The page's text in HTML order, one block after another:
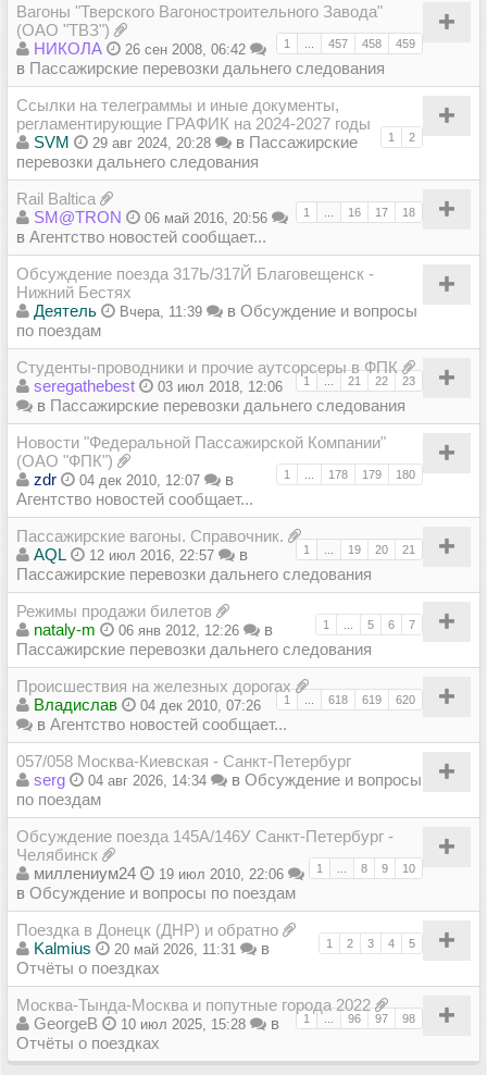
Вагоны "Тверского Вагоностроительного Завода"
(ОАО "ТВЗ")
1 457 458 459
НИКОЛА 26 сен 2008, 06:42
в Пассажирские перевозки дальнего следования
Ссылки на телеграммы и иные документы,
регламентирующие ГРАФИК на 2024-2027 годы
1 2
SVM 29 авг 2024, 20:28 в Пассажирские
перевозки дальнего следования
Rail Baltica
1 16 17 18
SM@TRON 06 май 2016, 20:56
в Агентство новостей сообщает...
Обсуждение поезда 317Ь/317Й Благовещенск -
Нижний Бестях
Деятель
Вчера, 11:39 в Обсуждение и вопросы
по поездам
Студенты-проводники и прочие аутсорсеры в ФПК
1 ... 21 22 23
seregathebest 03 июл 2018, 12:06
в Пассажирские перевозки дальнего следования
Новости "Федеральной Пассажирской Компании"
(ОАО "ФПК")
1 178 179 180
zdr 04 дек 2010, 12:07
в
Агентство новостей сообщает...
Пассажирские вагоны. Справочник.
1 19 20 21
AQL 12 июл 2016, 22:57
в
Пассажирские перевозки дальнего следования
Режимы продажи билетов
1 5 6 7
nataly-m 06 янв 2012, 12:26
в
Пассажирские перевозки дальнего следования
Происшествия на железных дорогах
1 618 619 620
Владиcлав 04 дек 2010, 07:26
в Агентство новостей сообщает...
057/058 Москва-Киевская - Санкт-Петербург
serg
04 авг 2026, 14:34 в Обсуждение и вопросы
по поездам
Обсуждение поезда 145А/146У Санкт-Петербург -
Челябинск
1 8 9 10
миллениум24 19 июл 2010, 22:06
в Обсуждение и вопросы по поездам
Поездка в Донецк (ДНР) и обратно
1 2 3 4 5
Kalmius 20 май 2026, 11:31
в
Отчёты о поездках
Москва-Тында-Москва и попутные города 2022
1 96 97 98
GeorgeB 10 июл 2025, 15:28
в
Отчёты о поездках